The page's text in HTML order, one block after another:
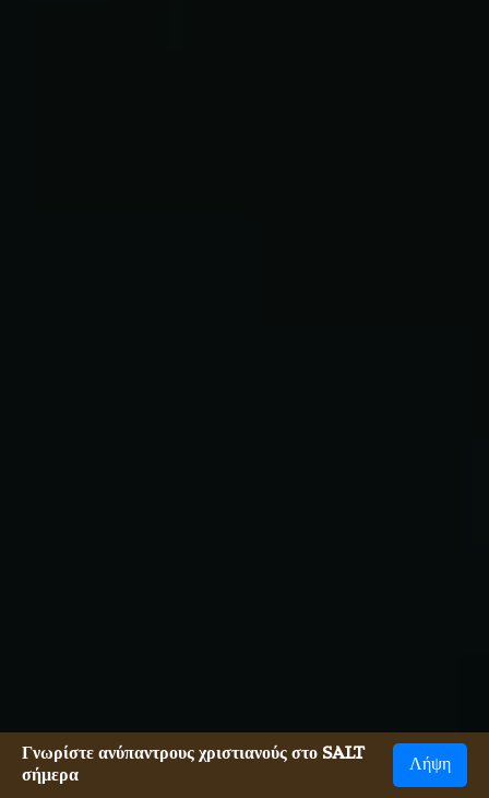
Γνωρίστε ανύπαντρους χριστιανούς στο SALT
σήμερα
Λήψη